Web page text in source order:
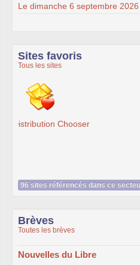
Le dimanche 6 septembre
Sites favoris
Tous les sites
Livre SSL VPN - J.
Brèves